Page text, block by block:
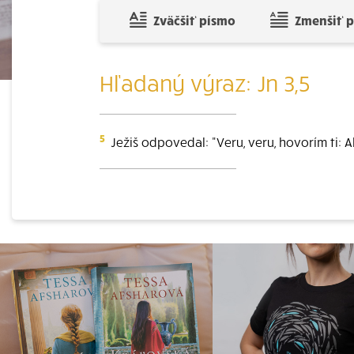
Zväčšiť písmo Zmenšiť
Hľadaný výraz: Jn 3,5
5 Ježiš odpovedal: "Veru, veru, hovorím ti: